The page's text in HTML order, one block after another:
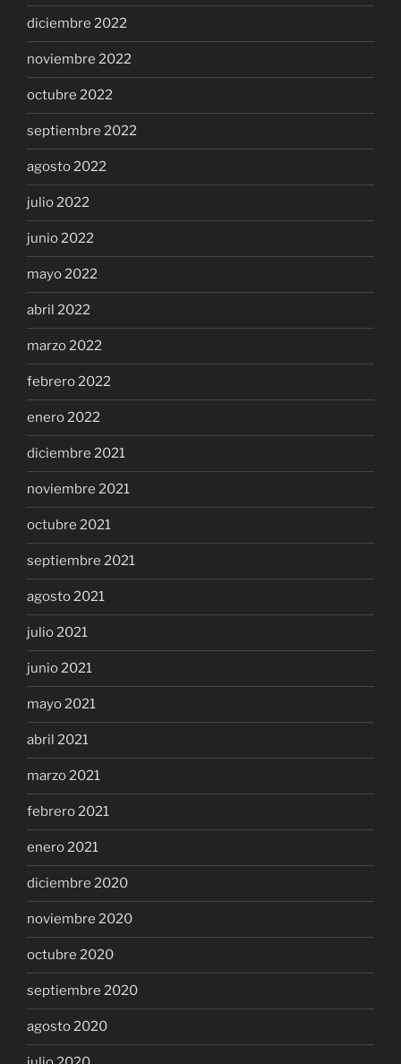
diciembre 2022
noviembre 2022
octubre 2022
septiembre 2022
agosto 2022
julio 2022
junio 2022
mayo 2022
abril 2022
marzo 2022
febrero 2022
enero 2022
diciembre 2021
noviembre 2021
octubre 2021
septiembre 2021
agosto 2021
julio 2021
junio 2021
mayo 2021
abril 2021
marzo 2021
febrero 2021
enero 2021
diciembre 2020
noviembre 2020
octubre 2020
septiembre 2020
agosto 2020